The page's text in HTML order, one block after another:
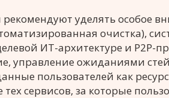
рекомендуют уделять особое
очистка),
ИТ-архитектуре и P2P-
управление ожиданиями
пользователей как
сервисов, за которые